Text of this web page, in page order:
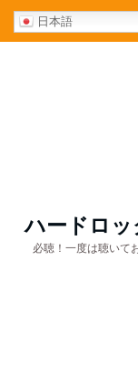
日本語
ハードロ
必聴！一度は聴いて